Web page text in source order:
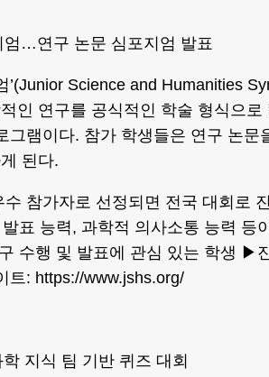
엄…연구 논문 심포지엄 발표
’(Junior Science and Humanities
인 연구를 공식적인 학술 형식으로
그램이다. 참가 학생들은 연구 논문
된다.
참가자로 선정되면 전국 대회로
표 능력, 과학적 의사소통 능력 등
수행 및 발표에 관심 있는 학생 ▶
: https://www.jshs.org/
지식 팀 기반 퀴즈 대회